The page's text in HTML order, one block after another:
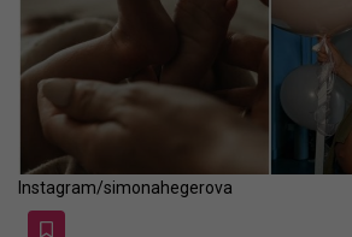
Instagram/simonahegerova